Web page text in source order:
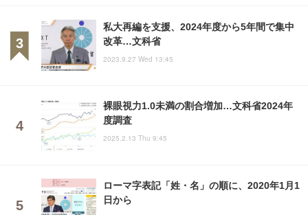
私大再編を支援、2024年度から5年間で集中
改革…文科省
2023.9.27 Wed 13:45
裸眼視力1.0未満の割合増加…文科省2024年
度調査
2025.2.13 Thu 9:45
ローマ字表記「姓・名」の順に、2020年1月1
日から